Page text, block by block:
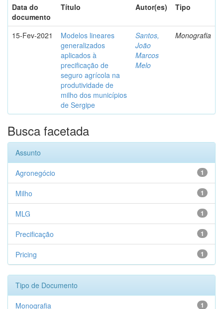
Data do
documento
Título Autor(es) Tipo
15-Fev-2021
Modelos lineares
generalizados
aplicados à
precificação de
seguro agrícola na
produtividade de
milho dos municípios
de Sergipe
Santos,
João
Marcos
Melo
Monografia
Busca facetada
Assunto
1
Agronegócio
1
Milho
1
MLG
1
Precificação
1
Pricing
Tipo de Documento
1
Monografia